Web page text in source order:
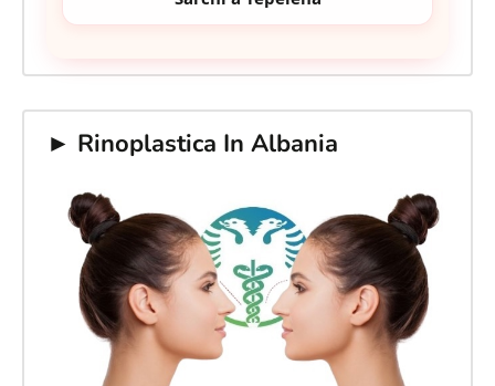
► Rinoplastica In Albania